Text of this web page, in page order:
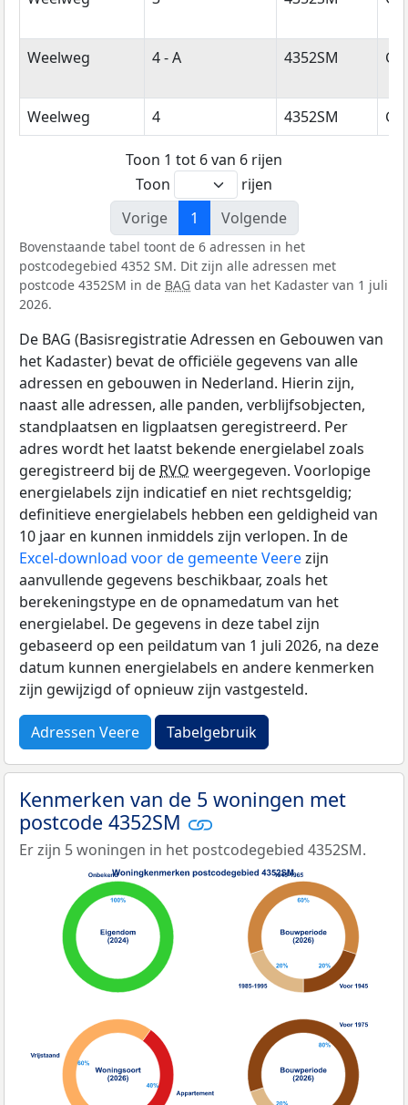
Weelweg 4 - A 4352SM
Weelweg 4 4352SM
Toon 1 tot 6 van 6 rijen
Toon
rijen
Vorige
1 Volgende
Bovenstaande tabel toont de 6 adressen in het
postcodegebied 4352 SM. Dit zijn alle adressen met
postcode 4352SM in de BAG data van het Kadaster van 1 juli
2026.
De BAG (Basisregistratie Adressen en Gebouwen van
het Kadaster) bevat de officiële gegevens van alle
adressen en gebouwen in Nederland. Hierin zijn,
naast alle adressen, alle panden, verblijfsobjecten,
standplaatsen en ligplaatsen geregistreerd. Per
adres wordt het laatst bekende energielabel zoals
geregistreerd bij de RVO weergegeven. Voorlopige
energielabels zijn indicatief en niet rechtsgeldig;
definitieve energielabels hebben een geldigheid van
10 jaar en kunnen inmiddels zijn verlopen. In de
Excel-download voor de gemeente Veerezijn
aanvullende gegevens beschikbaar, zoals het
berekeningstype en de opnamedatum van het
energielabel. De gegevens in deze tabel zijn
gebaseerd op een peildatum van 1 juli 2026, na deze
datum kunnen energielabels en andere kenmerken
zijn gewijzigd of opnieuw zijn vastgesteld.
Adressen Veere Tabelgebruik
Kenmerken van de 5 woningen met
postcode 4352SM
Er zijn 5 woningen in het postcodegebied 4352SM.